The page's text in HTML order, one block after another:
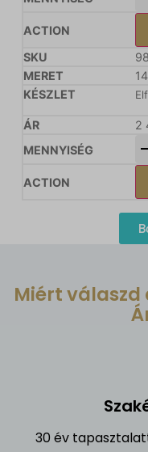
2
Miért válaszd
30 év